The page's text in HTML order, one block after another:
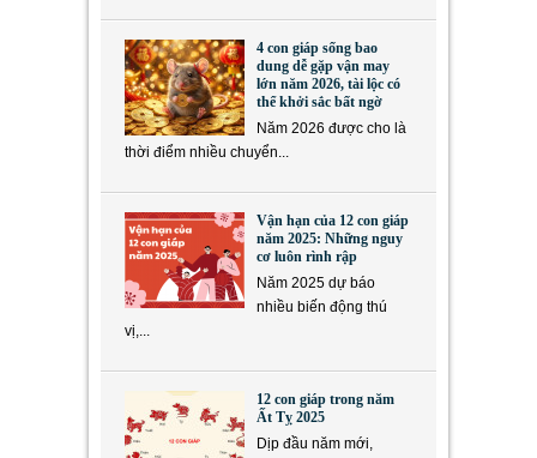
4 con giáp sống bao
dung dễ gặp vận may
lớn năm 2026, tài lộc có
thể khởi sắc bất ngờ
Năm 2026 được cho là
thời điểm nhiều chuyển...
Vận hạn của 12 con giáp
năm 2025: Những nguy
cơ luôn rình rập
Năm 2025 dự báo
nhiều biến động thú
vị,...
12 con giáp trong năm
Ất Tỵ 2025
Dịp đầu năm mới,